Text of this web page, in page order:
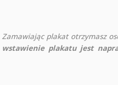
plakat otrzymasz
plakatu jest